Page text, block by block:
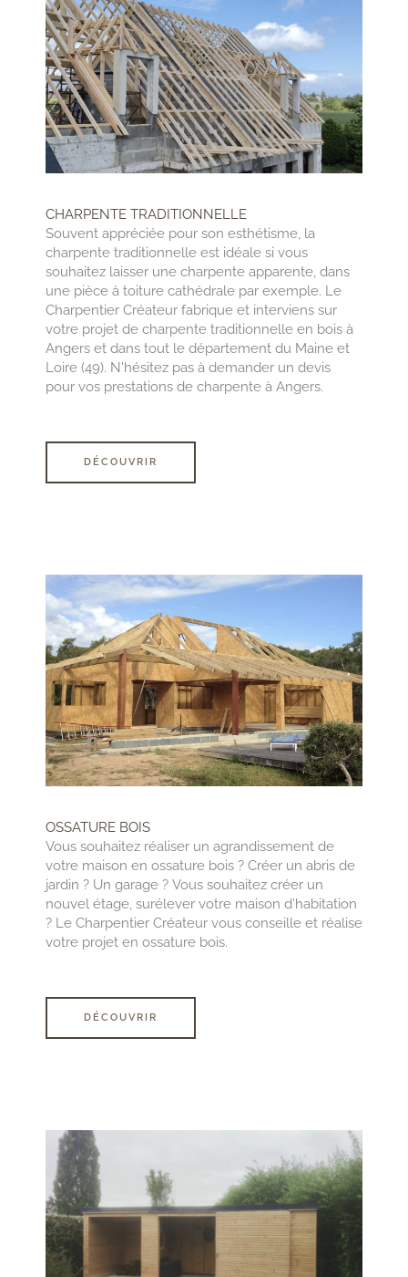
CHARPENTE TRADITIONNELLE
Souvent appréciée pour son esthétisme, la
charpente traditionnelle est idéale si vous
souhaitez laisser une charpente apparente, dans
une pièce à toiture cathédrale par exemple. Le
Charpentier Créateur fabrique et interviens sur
votre projet de charpente traditionnelle en bois à
Angers et dans tout le département du Maine et
Loire (49). N'hésitez pas à demander un devis
pour vos prestations de charpente à Angers.
DÉCOUVRIR
OSSATURE BOIS
Vous souhaitez réaliser un agrandissement de
votre maison en ossature bois ? Créer un abris de
jardin ? Un garage ? Vous souhaitez créer un
nouvel étage, surélever votre maison d’habitation
? Le Charpentier Créateur vous conseille et réalise
votre projet en ossature bois.
DÉCOUVRIR